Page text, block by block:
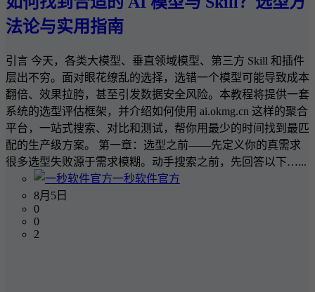
法论与实用指南
引言 今天，各类大模型、垂直领域模型、第三方 Skill 和插件
层出不穷。面对眼花缭乱的选择，选错一个模型可能导致成本
翻倍、效果拉胯，甚至引发数据安全风险。本教程将提供一套
系统的选型评估框架，并介绍如何使用 ai.okmg.cn 这样的聚合
平台，一站式搜索、对比和测试，帮你用最少的时间找到最匹
配的生产级方案。 第一章：选型之前——先定义你的真需求
很多选型失败源于需求模糊。动手搜索之前，先回答以下…...
一秒软件官方
8月5日
0
0
2